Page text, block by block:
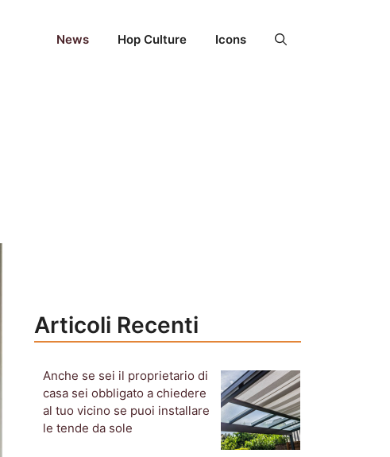
News Hop Culture Icons
Articoli Recenti
Anche se sei il proprietario di
casa sei obbligato a chiedere
al tuo vicino se puoi installare
le tende da sole